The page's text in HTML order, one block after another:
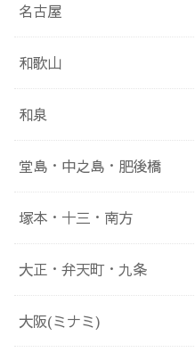
名古屋
和歌山
和泉
堂島・中之島・肥後橋
塚本・十三・南方
大正・弁天町・九条
大阪(ミナミ)